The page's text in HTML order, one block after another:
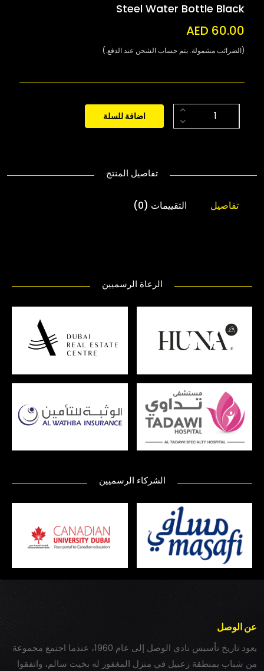
Steel Water Bottle Black
AED 60.00
(الضرائب مشمولة. يتم حساب الشحن عند الدفع.)
اضافة للسلة
تفاصيل المنتج
تفاصيل التقييمات (0)
الرعاة الرسميين
الشركاء الرسميين
عن الوصل
يعود تاريخ تأسيس نادي الوصل إلى عام 1960، عندما اجتمع مجموعة
من شباب بمنطقة زعبيل في منزل المغفور له بخيت سالم، واتفقوا